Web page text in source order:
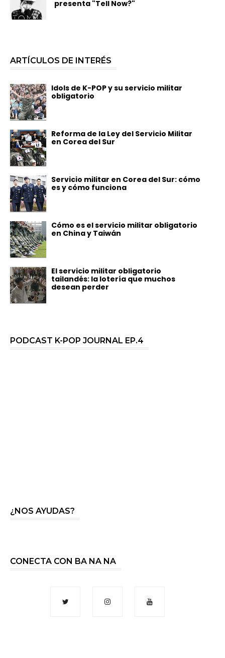
presenta "Tell Now?"
ARTÍCULOS DE INTERÉS
Idols de K-POP y su servicio militar
obligatorio
Reforma de la Ley del Servicio Militar
en Corea del Sur
Servicio militar en Corea del Sur: cómo
es y cómo funciona
Cómo es el servicio militar obligatorio
en China y Taiwán
El servicio militar obligatorio
tailandés: la lotería que muchos
desean perder
PODCAST K-POP JOURNAL EP.4
¿NOS AYUDAS?
CONECTA CON BA NA NA